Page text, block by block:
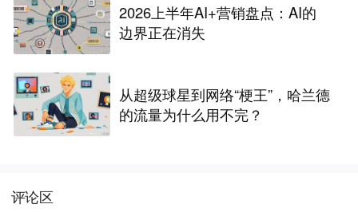
2026上半年AI+营销盘点：AI的
边界正在消失
从超级球星到网络“梗王”，哈兰德
的流量为什么用不完？
评论区